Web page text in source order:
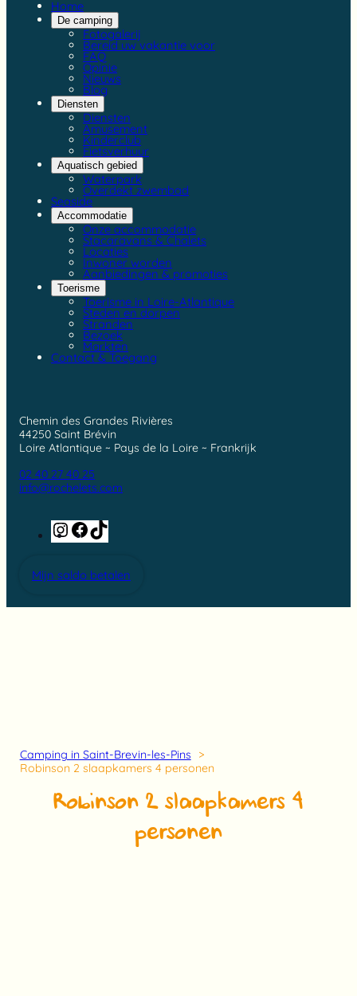
Home
De camping
Fotogalerij
Bereid uw vakantie voor
FAQ
Opinie
Nieuws
Blog
Diensten
Diensten
Amusement
Kinderclub
Fietsverhuur
Aquatisch gebied
Waterpark
Overdekt zwembad
Seaside
Accommodatie
Onze accommodatie
Stacaravans & Chalets
Locaties
Inwoner worden
Aanbiedingen & promoties
Toerisme
Toerisme in Loire-Atlantique
Steden en dorpen
Stranden
Bezoek
Markten
Contact & Toegang
Chemin des Grandes Rivières
44250 Saint Brévin
Loire Atlantique ~ Pays de la Loire ~ Frankrijk
02 40 27 40 25
info@rochelets.com
Instagram
Facebook
Mijn saldo betalen
Camping in Saint-Brevin-les-Pins
Robinson 2 slaapkamers 4 personen
Robinson 2 slaapkamers 4
personen